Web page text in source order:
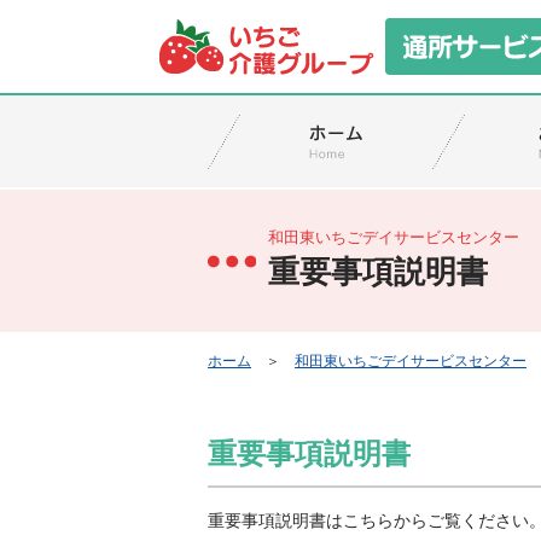
和田東いちごデイサービスセンター
重要事項説明書
ホーム ＞ 和田東いちごデイサービスセンター
重要事項説明書
重要事項説明書はこちらからご覧ください